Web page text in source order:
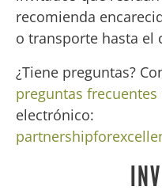
recomienda
o transporte hasta el
¿Tiene preguntas?
preguntas frecuentes
electrónico: